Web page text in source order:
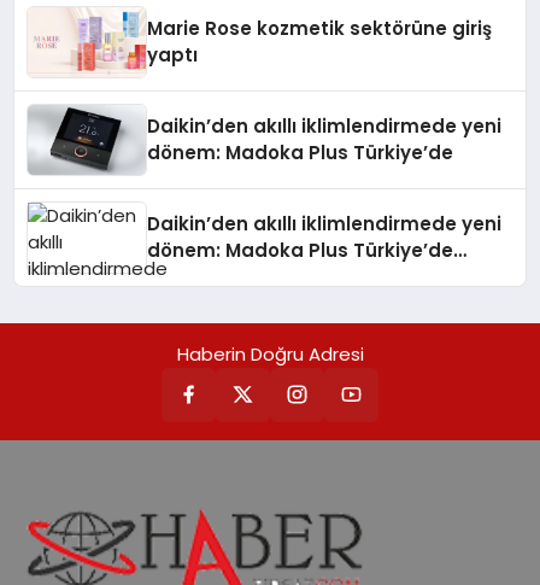
Marie Rose kozmetik sektörüne giriş
yaptı
Daikin’den akıllı iklimlendirmede yeni
dönem: Madoka Plus Türkiye’de
Daikin’den akıllı iklimlendirmede yeni
dönem: Madoka Plus Türkiye’de
Daikin’in kullanıcı dostu tasarımıyla
teknolojilerle donatılmış son modeli
VRV kontrol ünitesi Madoka Plus
Türkiye’de satışa sunuldu. Tam
dokunmatik ekranı, mobil uygulama
desteği ve akıllı sensör entegrasyonu
verimli hale getiriyor. Enerji
verimliliğini artırırken modern yaşam
alanlarında teknolojiyi estetik ile bulu
Haberin Doğru Adresi